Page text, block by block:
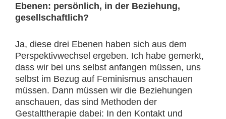
Ebenen: persönlich, in der Beziehung,
gesellschaftlich?
Ja, diese drei Ebenen haben sich aus dem
Perspektivwechsel ergeben. Ich habe gemerkt,
dass wir bei uns selbst anfangen müssen, uns
selbst im Bezug auf Feminismus anschauen
müssen. Dann müssen wir die Beziehungen
anschauen, das sind Methoden der
Gestalttherapie dabei: In den Kontakt und